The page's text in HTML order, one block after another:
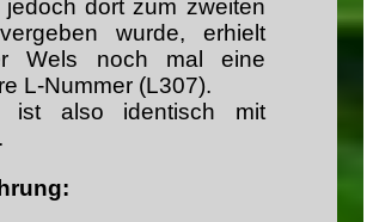
jedoch dort zum zweiten
wurde, erhielt
Wels noch mal eine
L-Nummer (L307).
ist also identisch mit